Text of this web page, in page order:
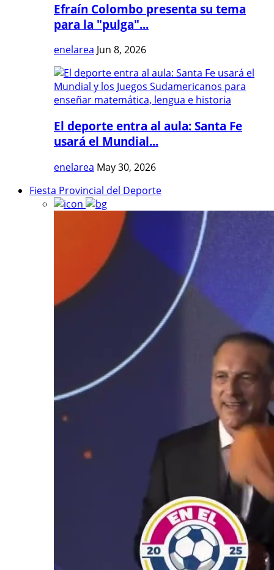
Efraín Colombo presenta su tema
para la "pulga"...
enelarea Jun 8, 2026
El deporte entra al aula: Santa Fe
usará el Mundial...
enelarea May 30, 2026
Fiesta Provincial del Deporte